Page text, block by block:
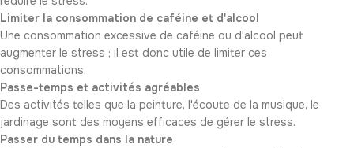
Limiter la consommation de caféine et d'alcool
Une consommation excessive de caféine ou d'alcool peut
augmenter le stress ; il est donc utile de limiter ces
consommations.
Passe-temps et activités agréables
Des activités telles que la peinture, l'écoute de la musique, le
jardinage sont des moyens efficaces de gérer le stress.
Passer du temps dans la nature